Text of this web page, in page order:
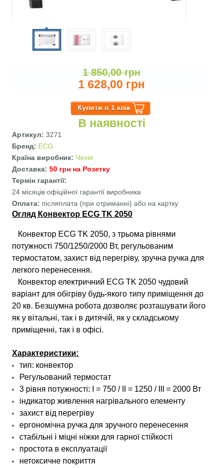
1 850,00 грн
1 628,00 грн
В наявності
Артикул:3271
Бренд: ECG
Країна виробник: Чехія
Доставка:50 грн на Розетку
Термін гарантії:
24 місяців офіційної гарантії виробника
Оплата: післяплата (при отриманні) або на картку
Огляд Конвектор ECG TK 2050
Конвектор ECG TK 2050, з трьома рівнями
потужності 750/1250/2000 Вт, регульованим
термостатом, захист від перегріву, зручна ручка для
легкого перенесення.
Конвектор електричний ECG TK 2050 чудовий
варіант для обігріву будь-якого типу приміщення до
20 кв. Безшумна робота дозволяє розташувати його
як у вітальні, так і в дитячій, як у складському
приміщенні, так і в офісі.
Характеристики:
тип: конвектор
Регульований термостат
3 рівня потужності: I = 750 / II = 1250 / III = 2000 Вт
індикатор живлення нагрівального елементу
захист від перегріву
ергономічна ручка для зручного перенесення
стабільні і міцні ніжки для гарної стійкості
простота в експлуатації
нетоксичне покриття